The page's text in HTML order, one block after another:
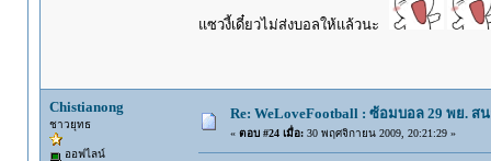
แซวงี้เดี๋ยวไม่ส่งบอลให้แล้วนะ
Chistianong
ชาวยุทธ
ออฟไลน์
Re: WeLoveFootball : ซ้อมบอล 29 พย. ส
« ตอบ #24 เมื่อ:30 พฤศจิกายน 2009, 20:21:29 »